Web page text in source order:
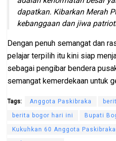
dapatkan. Kibarkan Merah
kebanggaan dan jiwa
Dengan penuh semangat dan
pelajar terpilih itu kini siap
sebagai pengibar bendera
semangat kemerdekaan untuk
Tags: Anggota Paskibraka
berita bogor hari ini Bupati
Kukuhkan 60 Anggota